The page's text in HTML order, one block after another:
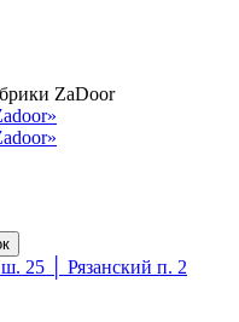
ZaDoor
25 │ Рязанский п. 2